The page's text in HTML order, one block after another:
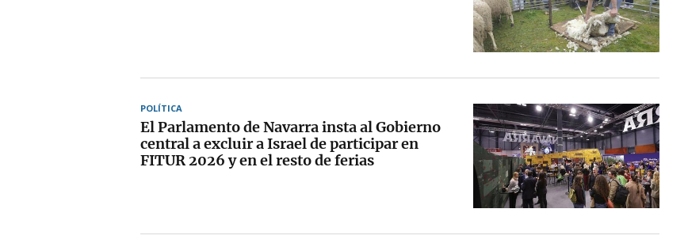
POLÍTICA
El Parlamento de Navarra insta al Gobierno
central a excluir a Israel de participar en
FITUR 2026 y en el resto de ferias